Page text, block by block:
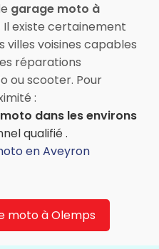
garage moto à
Il existe certainement
villes voisines capables
réparations
ou scooter. Pour
:
dans les environs
qualifié .
en Aveyron
moto à Olemps